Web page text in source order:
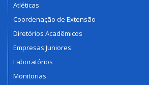
Atléticas
Coordenação de Extensão
Diretórios Acadêmicos
Empresas Juniores
Laboratórios
Monitorias